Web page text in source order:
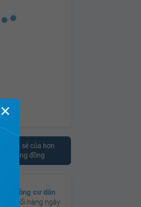
chia sẻ của hơn
cộng đồng
đồng cư dân
sôi nổi hàng ngày
✕